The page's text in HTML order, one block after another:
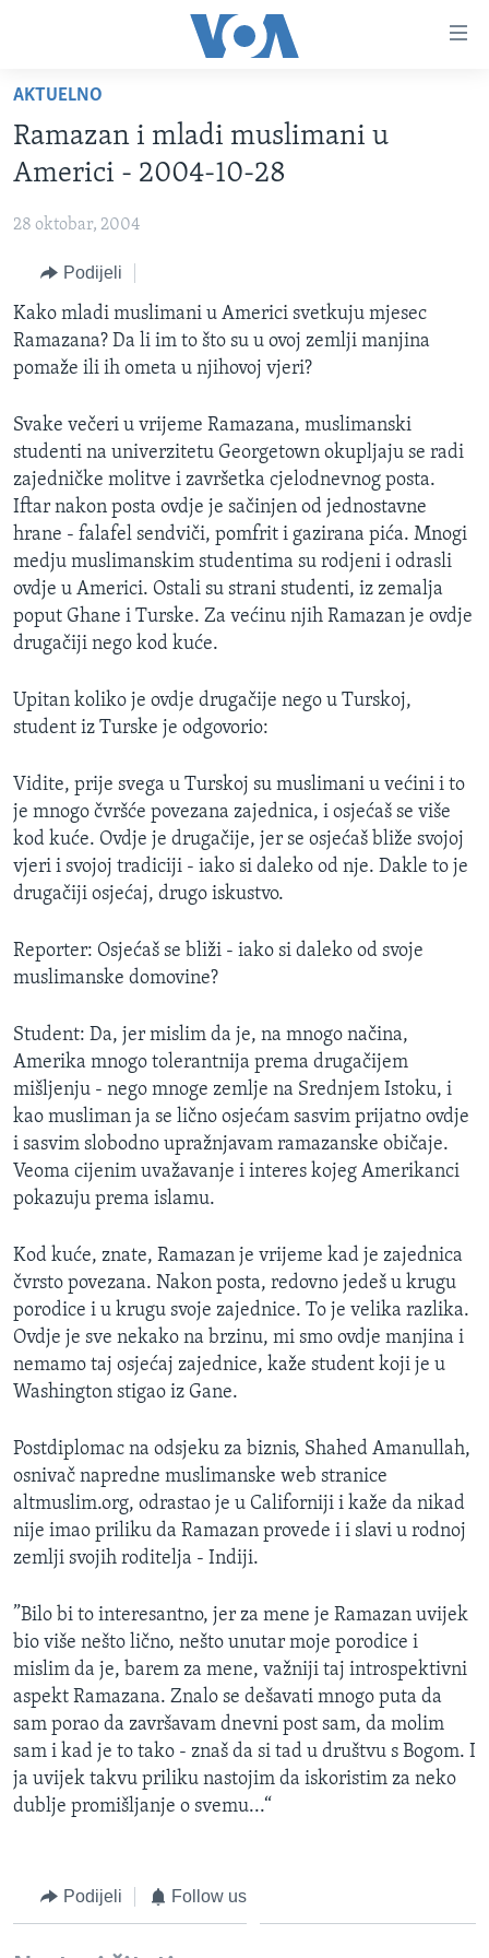
glavni
sadržaj
Pređi
na
glavnu
pretragu
VIJESTI
SJEDINJENE AMERIČKE DRŽAVE
BOSNA I HERCEGOVINA
NAUKA I TEHNOLOGIJA
SPECIJALNI PROJEKTI
KORUPCIJA
ŽENSKA STRANA
IZBJEGLIČKA STRANA
MAGAZIN
O GLASU AMERIKE
Learning English
AKTUELNO
Ramazan i mladi muslimani u
Americi - 2004-10-28
28 oktobar, 2004
Podijeli
Kako mladi muslimani u Americi svetkuju mjesec
Ramazana? Da li im to što su u ovoj zemlji manjina
pomaže ili ih ometa u njihovoj vjeri?
Svake večeri u vrijeme Ramazana, muslimanski
studenti na univerzitetu Georgetown okupljaju se radi
zajedničke molitve i završetka cjelodnevnog posta.
Iftar nakon posta ovdje je sačinjen od jednostavne
hrane - falafel sendviči, pomfrit i gazirana pića. Mnogi
medju muslimanskim studentima su rodjeni i odrasli
ovdje u Americi. Ostali su strani studenti, iz zemalja
poput Ghane i Turske. Za većinu njih Ramazan je ovdje
drugačiji nego kod kuće.
Upitan koliko je ovdje drugačije nego u Turskoj,
student iz Turske je odgovorio:
Vidite, prije svega u Turskoj su muslimani u većini i to
je mnogo čvršće povezana zajednica, i osjećaš se više
kod kuće. Ovdje je drugačije, jer se osjećaš bliže svojoj
vjeri i svojoj tradiciji - iako si daleko od nje. Dakle to je
drugačiji osjećaj, drugo iskustvo.
Reporter: Osjećaš se bliži - iako si daleko od svoje
muslimanske domovine?
Student: Da, jer mislim da je, na mnogo načina,
Amerika mnogo tolerantnija prema drugačijem
mišljenju - nego mnoge zemlje na Srednjem Istoku, i
kao musliman ja se lično osjećam sasvim prijatno ovdje
i sasvim slobodno upražnjavam ramazanske običaje.
Veoma cijenim uvažavanje i interes kojeg Amerikanci
pokazuju prema islamu.
Kod kuće, znate, Ramazan je vrijeme kad je zajednica
čvrsto povezana. Nakon posta, redovno jedeš u krugu
porodice i u krugu svoje zajednice. To je velika razlika.
Ovdje je sve nekako na brzinu, mi smo ovdje manjina i
nemamo taj osjećaj zajednice, kaže student koji je u
Washington stigao iz Gane.
Postdiplomac na odsjeku za biznis, Shahed Amanullah,
osnivač napredne muslimanske web stranice
altmuslim.org, odrastao je u Californiji i kaže da nikad
nije imao priliku da Ramazan provede i i slavi u rodnoj
zemlji svojih roditelja - Indiji.
”Bilo bi to interesantno, jer za mene je Ramazan uvijek
bio više nešto lično, nešto unutar moje porodice i
mislim da je, barem za mene, važniji taj introspektivni
aspekt Ramazana. Znalo se dešavati mnogo puta da
sam porao da završavam dnevni post sam, da molim
sam i kad je to tako - znaš da si tad u društvu s Bogom. I
ja uvijek takvu priliku nastojim da iskoristim za neko
dublje promišljanje o svemu...“
Podijeli Follow us